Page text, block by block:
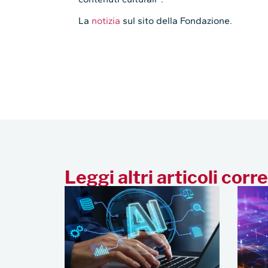
La notizia sul sito della Fondazione.
Leggi altri articoli